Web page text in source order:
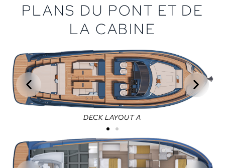
PLANS DU PONT ET DE
LA CABINE
DECK LAYOUT A